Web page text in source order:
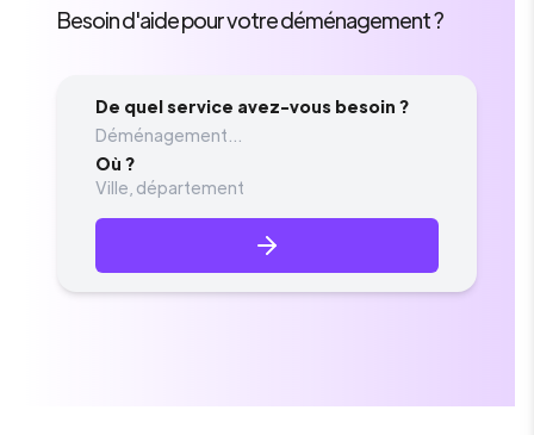
Besoin d'aide pour votre déménagement ?
De quel service avez-vous besoin ?
Déménagement...
Où ?